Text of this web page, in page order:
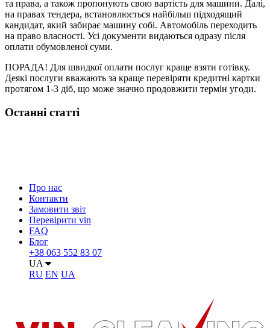
та права, а також пропонують свою вартість для машини. Далі,
на правах тендера, встановлюється найбільш підходящий
кандидат, який забирає машину собі. Автомобіль переходить
на право власності. Усі документи видаються одразу після
оплати обумовленої суми.
ПОРАДА! Для швидкої оплати послуг краще взяти готівку.
Деякі послуги вважають за краще перевіряти кредитні картки
протягом 1-3 діб, що може значно продовжити термін угоди.
Останні статті
Про нас
Контакти
Замовити звіт
Перевірити vin
FAQ
Блог
+38 063 552 83 07
UA
RU EN UA